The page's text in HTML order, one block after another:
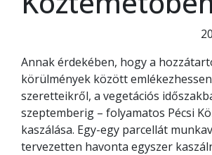
Annak érdekében, hogy a
körülmények között
szeretteikről, a vegetációs
szeptemberig – folyamatos Pécsi
kaszálása. Egy-egy parcellát
tervezetten havonta egyszer